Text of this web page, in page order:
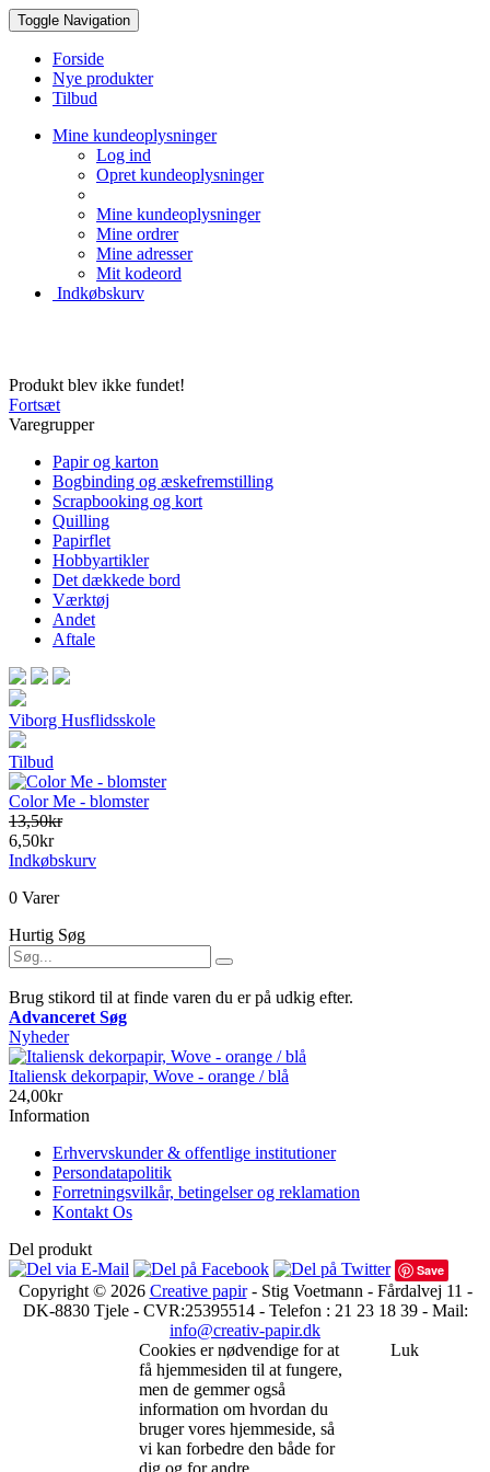
Toggle Navigation
Forside
Nye produkter
Tilbud
Mine kundeoplysninger
Log ind
Opret kundeoplysninger
Mine kundeoplysninger
Mine ordrer
Mine adresser
Mit kodeord
Indkøbskurv
Produkt blev ikke fundet!
Fortsæt
Varegrupper
Papir og karton
Bogbinding og æskefremstilling
Scrapbooking og kort
Quilling
Papirflet
Hobbyartikler
Det dækkede bord
Værktøj
Andet
Aftale
Viborg Husflidsskole
Tilbud
Color Me - blomster
13,50kr
6,50kr
Indkøbskurv
0 Varer
Hurtig Søg
Brug stikord til at finde varen du er på udkig efter.
Advanceret Søg
Nyheder
Italiensk dekorpapir, Wove - orange / blå
24,00kr
Information
Erhvervskunder & offentlige institutioner
Persondatapolitik
Forretningsvilkår, betingelser og reklamation
Kontakt Os
Del produkt
Save
Copyright © 2026 Creative papir- Stig Voetmann - Fårdalvej 11 -
DK-8830 Tjele - CVR:25395514 - Telefon : 21 23 18 39 - Mail:
info@creativ-papir.dk
Cookies er nødvendige for at
få hjemmesiden til at fungere,
men de gemmer også
information om hvordan du
bruger vores hjemmeside, så
vi kan forbedre den både for
dig og for andre.
Luk